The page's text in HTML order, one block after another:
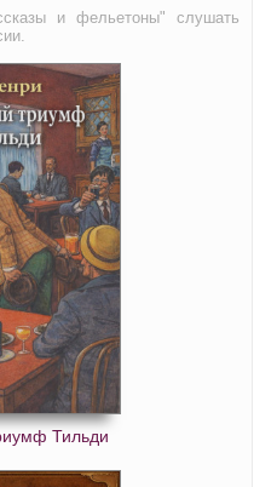
и фельетоны" слушать
Тильди